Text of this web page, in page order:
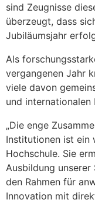
sind Zeugnisse
überzeugt, dass
Jubiläumsjahr
Als
vergangenen Jahr
viele davon
und internationalen
„Die enge
Institutionen ist ein
Hochschule. Sie
Ausbildung
den Rahmen für
Innovation mit